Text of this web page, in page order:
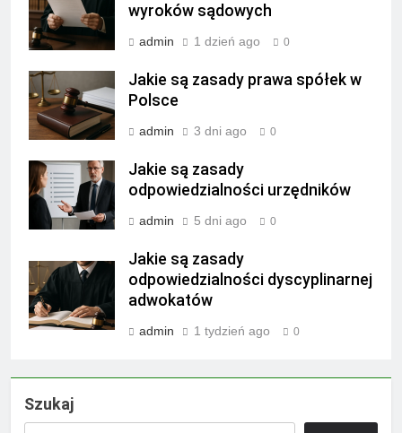
wyroków sądowych
admin 1 dzień ago 0
Jakie są zasady prawa spółek w
Polsce
admin 3 dni ago 0
Jakie są zasady
odpowiedzialności urzędników
admin 5 dni ago 0
Jakie są zasady
odpowiedzialności dyscyplinarnej
adwokatów
admin 1 tydzień ago 0
Szukaj